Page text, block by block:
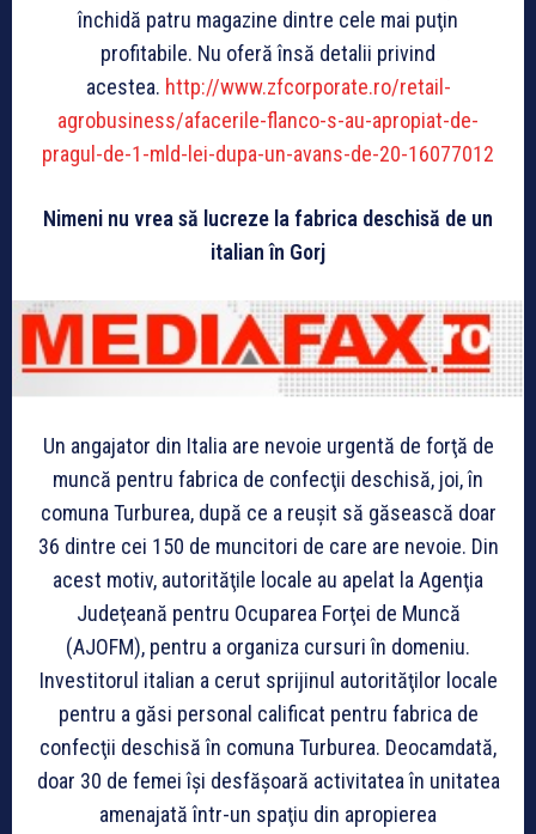
închidă patru magazine dintre cele mai puţin
profitabile. Nu oferă însă detalii privind
acestea. http://www.zfcorporate.ro/retail-
agrobusiness/afacerile-flanco-s-au-apropiat-de-
pragul-de-1-mld-lei-dupa-un-avans-de-20-16077012
Nimeni nu vrea să lucreze la fabrica deschisă de un
italian în Gorj
Un angajator din Italia are nevoie urgentă de forţă de
muncă pentru fabrica de confecţii deschisă, joi, în
comuna Turburea, după ce a reuşit să găsească doar
36 dintre cei 150 de muncitori de care are nevoie. Din
acest motiv, autorităţile locale au apelat la Agenţia
Judeţeană pentru Ocuparea Forţei de Muncă
(AJOFM), pentru a organiza cursuri în domeniu.
Investitorul italian a cerut sprijinul autorităţilor locale
pentru a găsi personal calificat pentru fabrica de
confecţii deschisă în comuna Turburea. Deocamdată,
doar 30 de femei îşi desfăşoară activitatea în unitatea
amenajată într-un spaţiu din apropierea